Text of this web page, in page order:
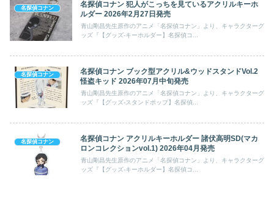
名探偵コナン
名探偵コナン 犯人がこっちを見ているアクリルキーホ
ルダー 2026年2月27日発売
青山剛昌先生原作のアニメ「名探偵コナン」より、キャラクターグ
ッズ『【グッズ-キーホルダー】名探偵コ...
名探偵コナン
名探偵コナン ブック型アクリル&ウッドスタンドVol.2
怪盗キッド 2026年07月中旬発売
青山剛昌先生原作のアニメ「名探偵コナン」より、キャラクターグ
ッズ『【グッズ-スタンドポップ】名探偵...
名探偵コナン
名探偵コナン アクリルキーホルダー 諸伏高明SD(マカ
ロンコレクションvol.1) 2026年04月発売
青山剛昌先生原作のアニメ「名探偵コナン」より、キャラクターグ
ッズ『【グッズ-キーホルダー】名探偵コ...